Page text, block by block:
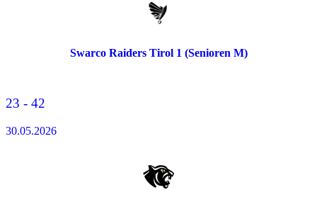
Swarco Raiders Tirol 1 (Senioren M)
23 - 42
30.05.2026